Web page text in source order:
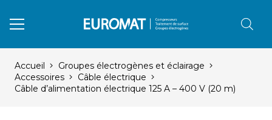
Accueil
Groupes électrogènes et éclairage
Accessoires
Câble électrique
Câble d’alimentation électrique 125 A – 400 V (20 m)